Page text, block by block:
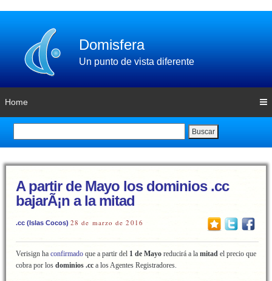
Domisfera
Un punto de vista diferente
Home
Buscar
A partir de Mayo los dominios .cc
bajarÃ¡n a la mitad
.cc (Islas Cocos) 28 de marzo de 2016
Verisign ha confirmado que a partir del 1 de Mayo reducirá a la mitad el precio que
cobra por los dominios .cc a los Agentes Registradores.